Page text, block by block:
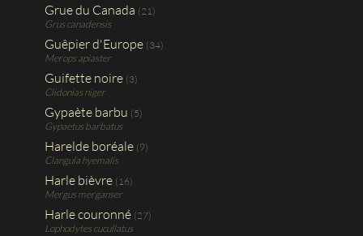
Grue du Canada (21)
Grus canadensis
Guêpier d'Europe (34)
Merops apiaster
Guifette noire (3)
Clidonias niger
Gypaète barbu (5)
Gypaetus barbatus
Harelde boréale (9)
Clangula hyemalis
Harle bièvre (16)
Mergus merganser
Harle couronné (27)
Lophodytes cucullatus